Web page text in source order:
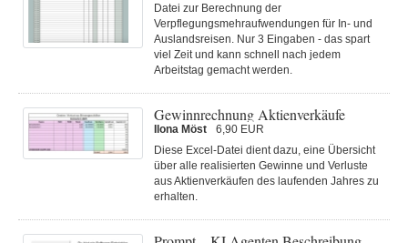
Datei zur Berechnung der
Verpflegungsmehraufwendungen für In- und
Auslandsreisen. Nur 3 Eingaben - das spart
viel Zeit und kann schnell nach jedem
Arbeitstag gemacht werden.
Gewinnrechnung Aktienverkäufe
Ilona Möst
6,90 EUR
Diese Excel-Datei dient dazu, eine Übersicht
über alle realisierten Gewinne und Verluste
aus Aktienverkäufen des laufenden Jahres zu
erhalten.